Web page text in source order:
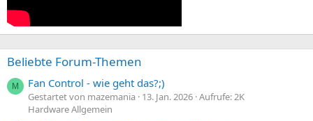
Beliebte Forum-Themen
M Fan Control - wie geht das?;)
Gestartet von mazemania 13. Jan. 2026 Aufrufe: 2K
Hardware Allgemein